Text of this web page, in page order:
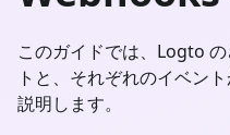
このガイドでは、Logto
トと、それぞれのイベン
説明します。